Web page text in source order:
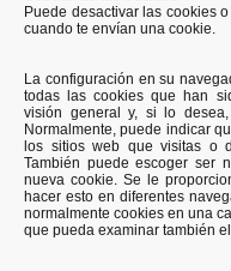
Puede desactivar las cookies
cuando te envían una cookie.
La configuración en su
todas las cookies que han
visión general y, si lo
Normalmente, puede indicar
los sitios web que visitas o
También puede escoger ser
nueva cookie. Se le
hacer esto en diferentes
normalmente cookies en una
que pueda examinar también